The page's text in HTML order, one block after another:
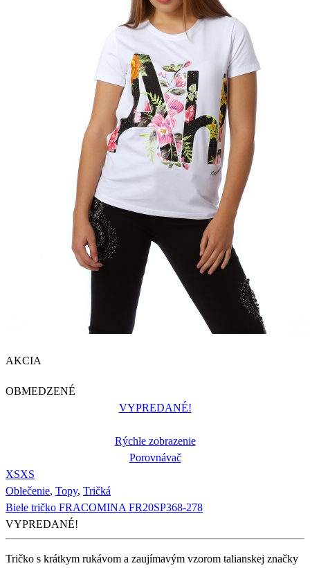
AKCIA
OBMEDZENÉ
VYPREDANÉ!
Rýchle zobrazenie
Porovnávač
XSXS
Oblečenie, Topy, Tričká
Biele tričko FRACOMINA FR20SP368-278
VYPREDANÉ!
Tričko s krátkym rukávom a zaujímavým vzorom talianskej značky